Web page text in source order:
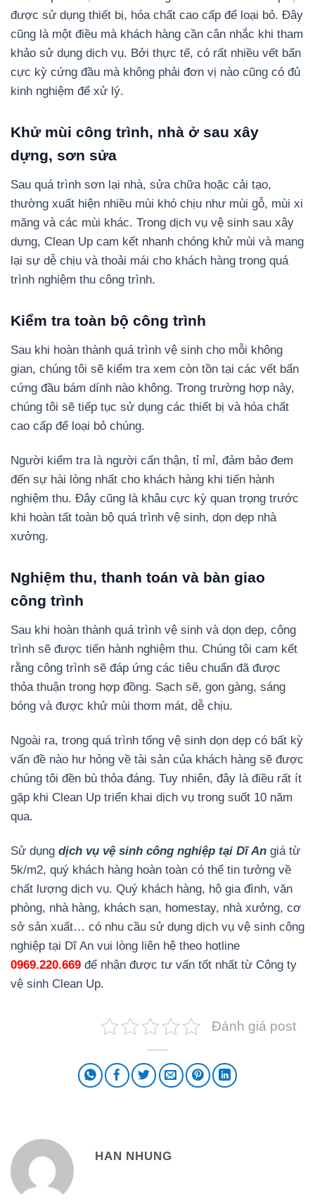
được sử dụng thiết bị, hóa chất cao cấp để loại bỏ. Đây
cũng là một điều mà khách hàng cần cân nhắc khi tham
khảo sử dụng dịch vụ. Bởi thực tế, có rất nhiều vết bẩn
cực kỳ cứng đầu mà không phải đơn vị nào cũng có đủ
kinh nghiệm để xử lý.
Khử mùi công trình, nhà ở sau xây
dựng, sơn sửa
Sau quá trình sơn lại nhà, sửa chữa hoặc cải tạo,
thường xuất hiện nhiều mùi khó chịu như mùi gỗ, mùi xi
măng và các mùi khác. Trong dịch vụ vệ sinh sau xây
dựng, Clean Up cam kết nhanh chóng khử mùi và mang
lại sự dễ chịu và thoải mái cho khách hàng trong quá
trình nghiệm thu công trình.
Kiểm tra toàn bộ công trình
Sau khi hoàn thành quá trình vệ sinh cho mỗi không
gian, chúng tôi sẽ kiểm tra xem còn tồn tại các vết bẩn
cứng đầu bám dính nào không. Trong trường hợp này,
chúng tôi sẽ tiếp tục sử dụng các thiết bị và hóa chất
cao cấp để loại bỏ chúng.
Người kiểm tra là người cẩn thận, tỉ mỉ, đảm bảo đem
đến sự hài lòng nhất cho khách hàng khi tiến hành
nghiệm thu. Đây cũng là khâu cực kỳ quan trọng trước
khi hoàn tất toàn bộ quá trình vệ sinh, dọn dẹp nhà
xưởng.
Nghiệm thu, thanh toán và bàn giao
công trình
Sau khi hoàn thành quá trình vệ sinh và dọn dẹp, công
trình sẽ được tiến hành nghiệm thu. Chúng tôi cam kết
rằng công trình sẽ đáp ứng các tiêu chuẩn đã được
thỏa thuận trong hợp đồng. Sạch sẽ, gọn gàng, sáng
bóng và được khử mùi thơm mát, dễ chịu.
Ngoài ra, trong quá trình tổng vệ sinh dọn dẹp có bất kỳ
vấn đề nào hư hỏng về tài sản của khách hàng sẽ được
chúng tôi đền bù thỏa đáng. Tuy nhiên, đây là điều rất ít
gặp khi Clean Up triển khai dịch vụ trong suốt 10 năm
qua.
Sử dụng dịch vụ vệ sinh công nghiệp tại Dĩ An giá từ
5k/m2, quý khách hàng hoàn toàn có thể tin tưởng về
chất lượng dịch vụ. Quý khách hàng, hộ gia đình, văn
phòng, nhà hàng, khách sạn, homestay, nhà xưởng, cơ
sở sản xuất… có nhu cầu sử dụng dịch vụ vệ sinh công
nghiệp tại Dĩ An vui lòng liên hệ theo hotline
0969.220.669 để nhận được tư vấn tốt nhất từ Công ty
vệ sinh Clean Up.
Đánh giá post
HAN NHUNG